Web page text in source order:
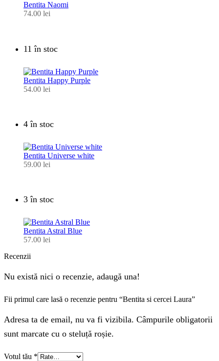
Bentita Naomi
74.00 lei
11 în stoc
Bentita Happy Purple
54.00 lei
4 în stoc
Bentita Universe white
59.00 lei
3 în stoc
Bentita Astral Blue
57.00 lei
Recenzii
Nu există nici o recenzie, adaugă una!
Fii primul care lasă o recenzie pentru “Bentita si cercei Laura”
Adresa ta de email, nu va fi vizibila. Câmpurile obligatorii
sunt marcate cu o steluță roșie.
Votul tău *